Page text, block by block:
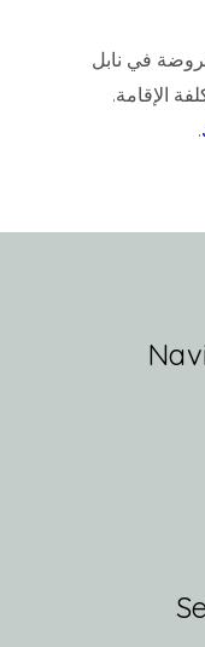
في نابل
الإقامة.
.